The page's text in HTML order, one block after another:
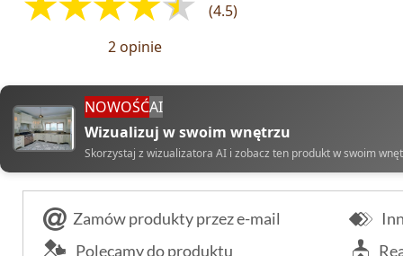
(4.5)
2 opinie
NOWOŚĆAI
Wizualizuj w swoim wnętrzu
Skorzystaj z wizualizatora AI i zobacz ten produkt w swoim
Zamów produkty przez e-mail
Polecamy do produktu